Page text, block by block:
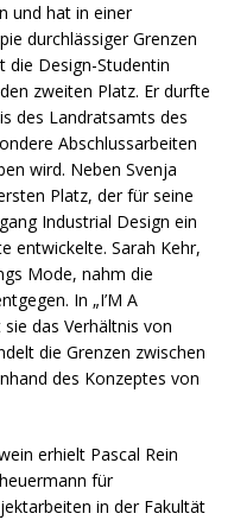
und hat in einer
durchlässiger Grenzen
die Design-Studentin
zweiten Platz. Er durfte
des Landratsamts des
Abschlussarbeiten
wird. Neben Svenja
Platz, der für seine
Industrial Design ein
entwickelte. Sarah Kehr,
Mode, nahm die
In „I’M A
das Verhältnis von
die Grenzen zwischen
des Konzeptes von
erhielt Pascal Rein
für
in der Fakultät